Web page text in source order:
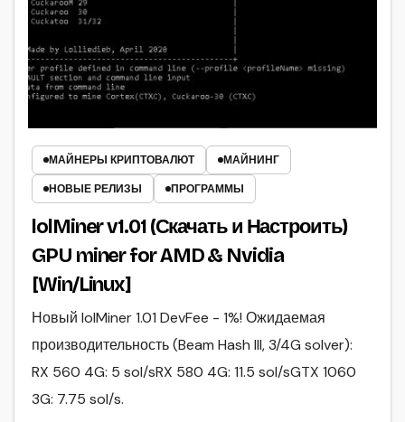
МАЙНЕРЫ КРИПТОВАЛЮТ
МАЙНИНГ
НОВЫЕ РЕЛИЗЫ
ПРОГРАММЫ
lolMiner v1.01 (Скачать и Настроить)
GPU miner for AMD & Nvidia
[Win/Linux]
Новый lolMiner 1.01 DevFee - 1%! Ожидаемая
производительность (Beam Hash III, 3/4G solver):
RX 560 4G: 5 sol/sRX 580 4G: 11.5 sol/sGTX 1060
3G: 7.75 sol/s.